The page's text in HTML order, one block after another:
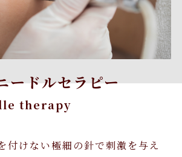
ードルセラピー
therapy
付けない極細の針で刺激を与え